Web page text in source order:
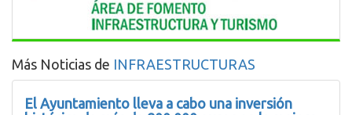
Más Noticias de INFRAESTRUCTURAS
El Ayuntamiento lleva a cabo una inversión